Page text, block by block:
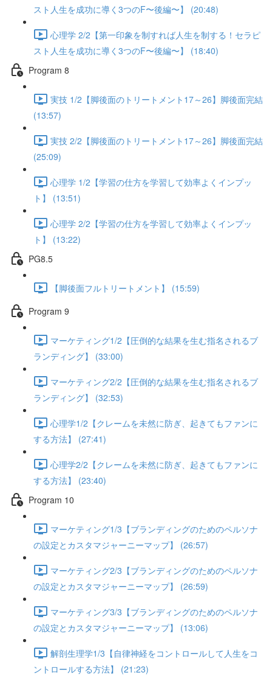
スト人生を成功に導く3つのF〜後編〜】 (20:48)
心理学 2/2【第一印象を制すれば人生を制する！セラピ
スト人生を成功に導く3つのF〜後編〜】 (18:40)
Program 8
実技 1/2【脚後面のトリートメント17～26】脚後面完結
(13:57)
実技 2/2【脚後面のトリートメント17～26】脚後面完結
(25:09)
心理学 1/2【学習の仕方を学習して効率よくインプッ
ト】 (13:51)
心理学 2/2【学習の仕方を学習して効率よくインプッ
ト】 (13:22)
PG8.5
【脚後面フルトリートメント】 (15:59)
Program 9
マーケティング1/2【圧倒的な結果を生む指名されるブ
ランディング】 (33:00)
マーケティング2/2【圧倒的な結果を生む指名されるブ
ランディング】 (32:53)
心理学1/2【クレームを未然に防ぎ、起きてもファンに
する方法】 (27:41)
心理学2/2【クレームを未然に防ぎ、起きてもファンに
する方法】 (23:40)
Program 10
マーケティング1/3【ブランディングのためのペルソナ
の設定とカスタマジャーニーマップ】 (26:57)
マーケティング2/3【ブランディングのためのペルソナ
の設定とカスタマジャーニーマップ】 (26:59)
マーケティング3/3【ブランディングのためのペルソナ
の設定とカスタマジャーニーマップ】 (13:06)
解剖生理学1/3【自律神経をコントロールして人生をコ
ントロールする方法】 (21:23)